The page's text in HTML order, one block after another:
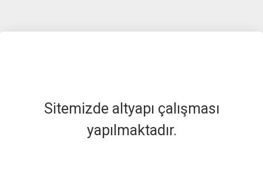
Sitemizde altyapı çalışması
yapılmaktadır.